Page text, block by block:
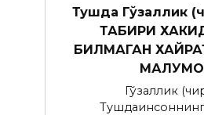
Тушда Гўзаллик
ТАБИРИ
БИЛМАГАН
Гўзаллик